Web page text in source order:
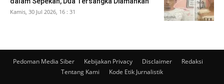
Kamis, 30 Jul 2026, 16 : 31
Pedoman Media Siber Kebijakan Privacy Disclaimer
Redaksi
Tentang Kami
Kode Etik Jurnalistik